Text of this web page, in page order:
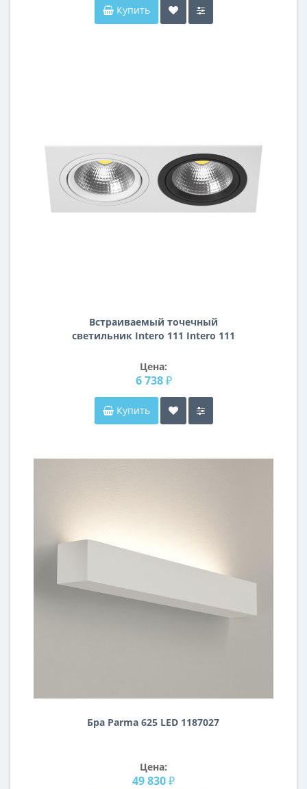
Купить
Встраиваемый точечный
светильник Intero 111 Intero 111
Цена:
6 738 ₽
Купить
Бра Parma 625 LED 1187027
Цена:
49 830 ₽